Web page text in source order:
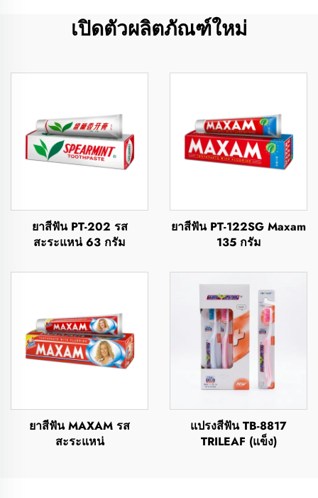
เปิดตัวผลิตภัณฑ์ใหม่
ยาสีฟัน PT-202 รส
สะระแหน่ 63 กรัม
ยาสีฟัน PT-122SG Maxam
135 กรัม
ยาสีฟัน MAXAM รส
สะระแหน่
แปรงสีฟัน TB-8817
TRILEAF (แข็ง)